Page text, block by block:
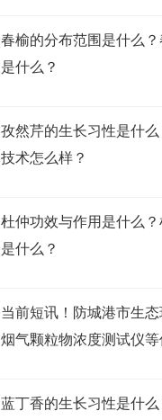
春榆的分布范围是什么
是什么？
孜然芹的生长习性是什
技术怎么样？
杜仲功效与作用是什么
是什么？
当前短讯！防城港市生
烟气颗粒物浓度测试仪等
蓝丁香的生长习性是什